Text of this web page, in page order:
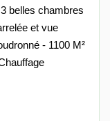
belles chambres
et vue
- 1100 M²